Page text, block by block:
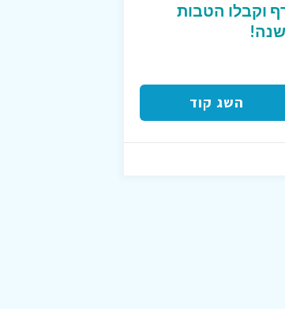
וקבלו הטבות
השג קוד